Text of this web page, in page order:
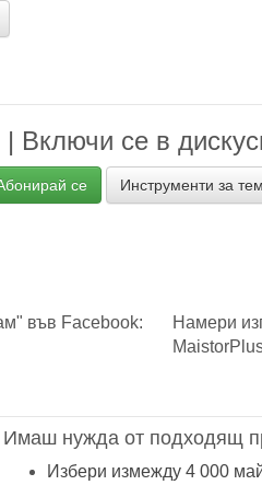
Включи се в
се Инструменти за
във Facebook:
Намери
Имаш нужда от подходящ
Избери измежду 4 000